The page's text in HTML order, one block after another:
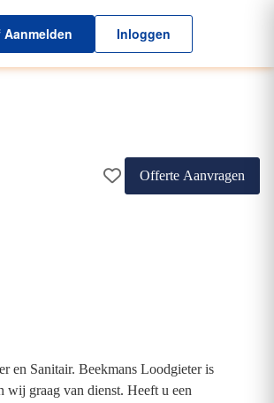
Aanmelden Inloggen
Offerte Aanvragen
en Sanitair. Beekmans Loodgieter is
wij graag van dienst. Heeft u een